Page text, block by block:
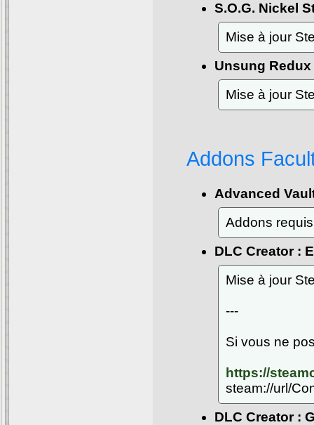
S.O.G. Nickel
Mise à jour
Unsung Redux
Mise à jour
Addons
Advanced
Addons
DLC Creator :
Mise à jour
---
Si vous ne
https://
steam://url/
DLC Creator :